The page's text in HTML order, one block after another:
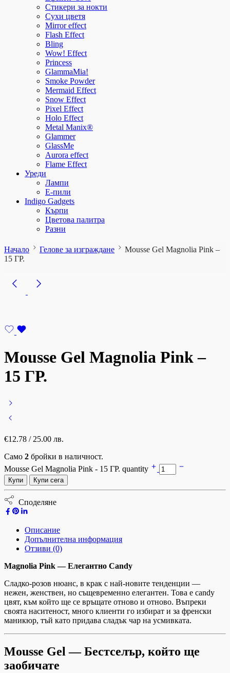
Стикери за нокти
Сухи цветя
Mirror effect
Flash Effect
Bling
Wow! Effect
Princess
GlammaMia!
Smoke Powder
Mermaid Effect
Snow Effect
Pixel Effect
Holo Effect
Metal Manix®
Glammer
GlassMe
Aurora effect
Flame Effect
Уреди
Лампи
E-пили
Indigo Gadgets
Кърпи
Цветова палитра
Разни
Начало Гелове за изграждане
Mousse Gel Magnolia Pink –
15 ГР.
Mousse Gel Magnolia Pink –
15 ГР.
€12.78 / 25.00 лв.
Само 2 бройки в наличност.
Mousse Gel Magnolia Pink - 15 ГР. quantity
Купи Купи сега
Споделяне
Описание
Допълнителна информация
Отзиви (0)
Magnolia Pink — Елегантно Candy
Сладко-розов нюанс, в крак с най-новите тенденции —
нежен, женствен, но същевременно елегантен. Това е candy
цвят, към който ще се връщате отново и отново. Въпреки
своята наситеност, много клиенти го избират и за френски
маникюр, тъй като придава сладък чар на усмивката.
Mousse Gel — Бестселър, който ще
заобичате